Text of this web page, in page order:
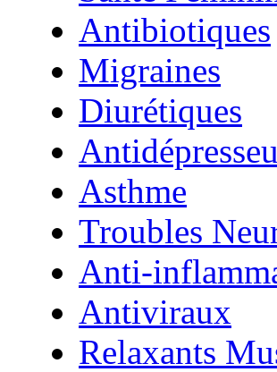
Antibiotiques
Migraines
Diurétiques
Asthme
Troubles
Anti-
Antiviraux
Relaxants